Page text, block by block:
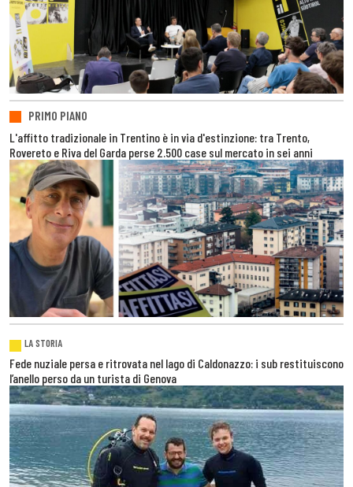
PRIMO PIANO
L'affitto tradizionale in Trentino è in via d'estinzione: tra Trento,
Rovereto e Riva del Garda perse 2.500 case sul mercato in sei anni
LA STORIA
Fede nuziale persa e ritrovata nel lago di Caldonazzo: i sub restituiscono
l’anello perso da un turista di Genova